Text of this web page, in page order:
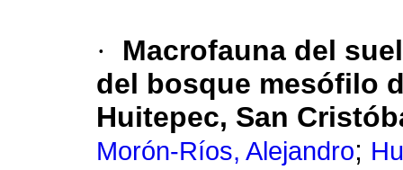
·
Macrofauna del
del bosque mesófilo
Huitepec, San
Morón-Ríos, Alejandro;